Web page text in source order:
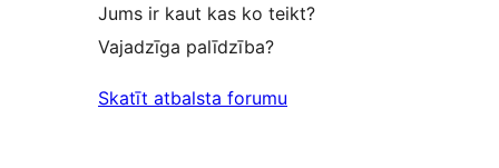
Jums ir kaut kas ko teikt?
Vajadzīga palīdzība?
Skatīt atbalsta forumu